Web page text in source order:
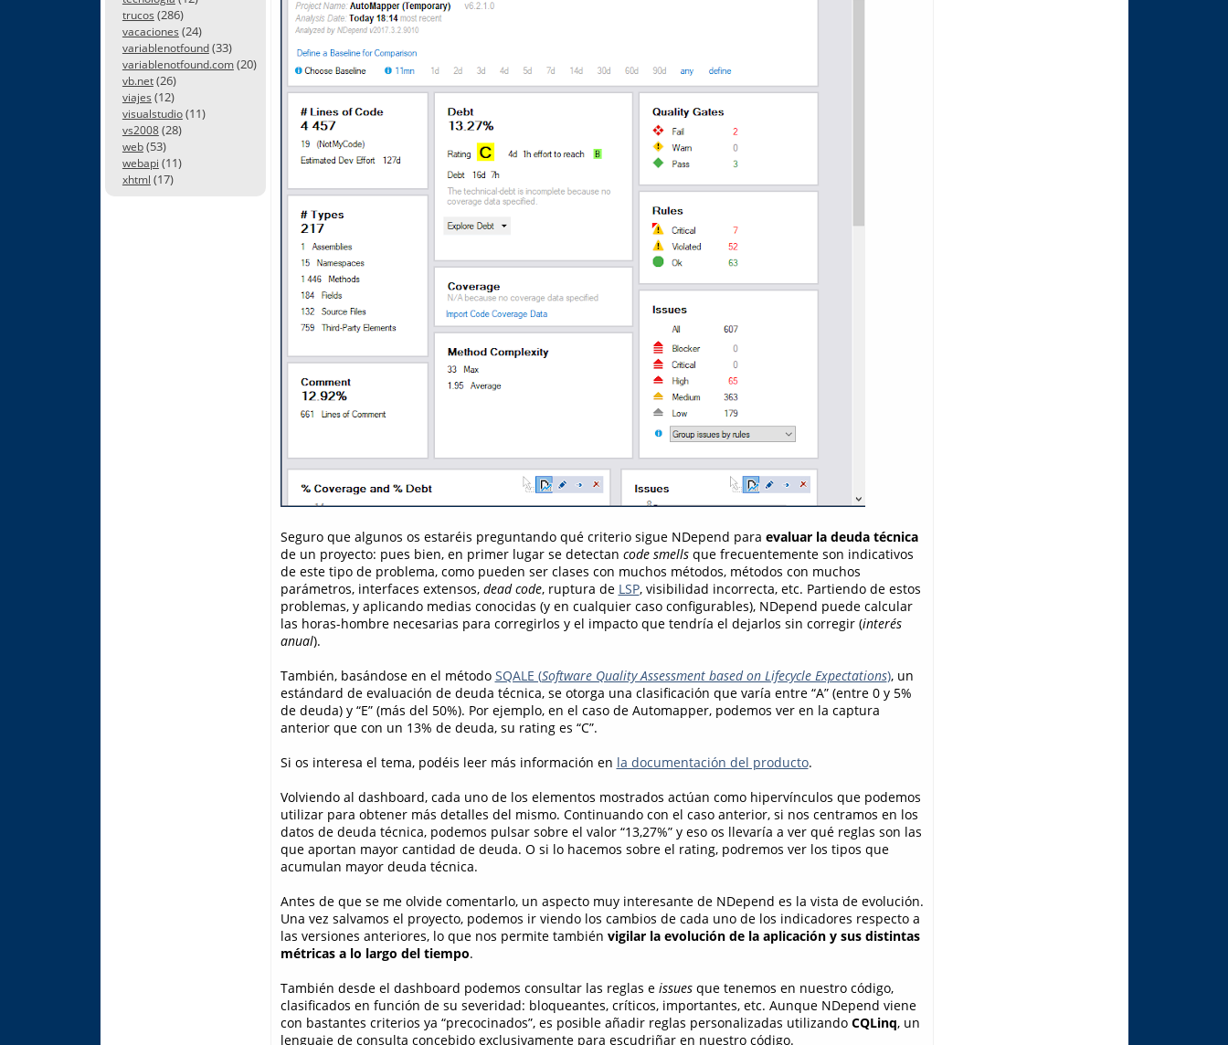
trucos (286)
vacaciones (24)
variablenotfound(33)
variablenotfound.com(20)
vb.net(26)
viajes (12)
visualstudio(11)
vs2008(28)
web(53)
webapi (11)
xhtml (17)
Seguro que algunos os estaréis preguntando qué criterio sigue NDepend para evaluar la deuda técnica
de un proyecto: pues bien, en primer lugar se detectan code smellsque frecuentemente son indicativos
de este tipo de problema, como pueden ser clases con muchos métodos, métodos con muchos
parámetros, interfaces extensos, dead code, ruptura de LSP, visibilidad incorrecta, etc. Partiendo de estos
problemas, y aplicando medias conocidas (y en cualquier caso configurables), NDepend puede calcular
las horas-hombre necesarias para corregirlos y el impacto que tendría el dejarlos sin corregir (interés
anual).
También, basándose en el método SQALE (Software Quality Assessment based on Lifecycle Expectations), un
estándard de evaluación de deuda técnica, se otorga una clasificación que varía entre “A” (entre 0 y 5%
de deuda) y “E” (más del 50%). Por ejemplo, en el caso de Automapper, podemos ver en la captura
anterior que con un 13% de deuda, su rating es “C”.
Si os interesa el tema, podéis leer más información en la documentación del producto.
Volviendo al dashboard, cada uno de los elementos mostrados actúan como hipervínculos que podemos
utilizar para obtener más detalles del mismo. Continuando con el caso anterior, si nos centramos en los
datos de deuda técnica, podemos pulsar sobre el valor “13,27%” y eso os llevaría a ver qué reglas son las
que aportan mayor cantidad de deuda. O si lo hacemos sobre el rating, podremos ver los tipos que
acumulan mayor deuda técnica.
Antes de que se me olvide comentarlo, un aspecto muy interesante de NDepend es la vista de evolución.
Una vez salvamos el proyecto, podemos ir viendo los cambios de cada uno de los indicadores respecto a
las versiones anteriores, lo que nos permite también vigilar la evolución de la aplicación y sus distintas
métricas a lo largo del tiempo.
También desde el dashboard podemos consultar las reglas e issuesque tenemos en nuestro código,
clasificados en función de su severidad: bloqueantes, críticos, importantes, etc. Aunque NDepend viene
con bastantes criterios ya “precocinados”, es posible añadir reglas personalizadas utilizando CQLinq, un
lenguaje de consulta concebido exclusivamente para escudriñar en nuestro código.